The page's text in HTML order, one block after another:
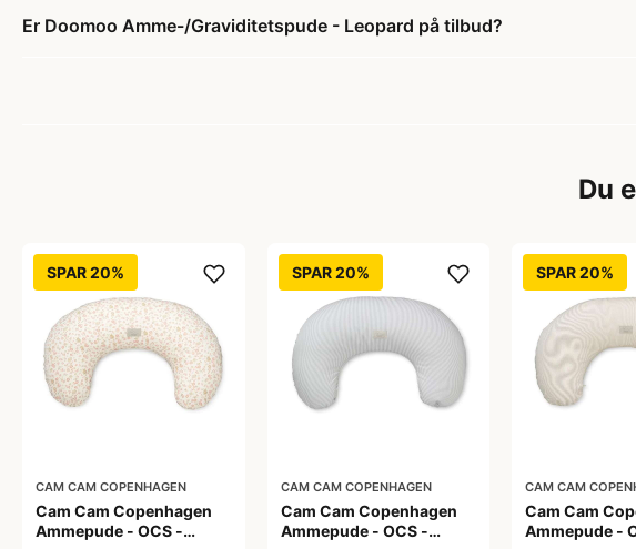
Er Doomoo Amme-/Graviditetspude - Leopard på tilbud?
Du
SPAR 20%
CAM CAM COPENHAGEN
Cam Cam Copenhagen
Ammepude - OCS -
SPAR 20%
CAM CAM COPENHAGEN
Cam Cam Copenhagen
Ammepude - OCS -
SPAR 20%
CAM CAM
Cam Cam
Ammepude -